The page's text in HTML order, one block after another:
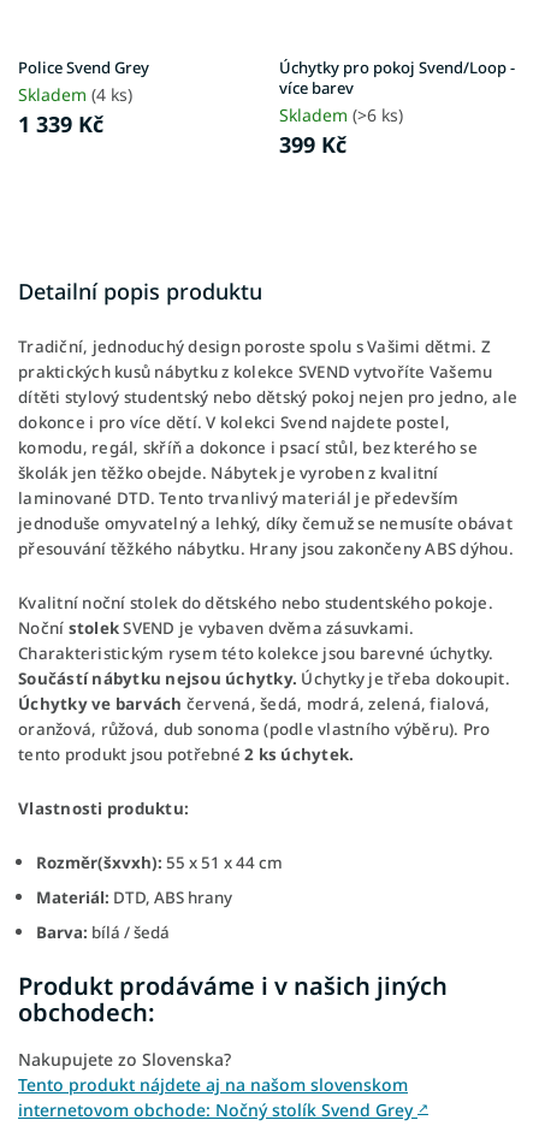
Police Svend Grey
Skladem (4 ks)
1 339 Kč
Úchytky pro pokoj Svend/Loop -
více barev
Skladem (>6 ks)
399 Kč
Detailní popis produktu
Tradiční, jednoduchý design poroste spolu s Vašimi dětmi. Z
praktických kusů nábytku z kolekce SVEND vytvoříte Vašemu
dítěti stylový studentský nebo dětský pokoj nejen pro jedno, ale
dokonce i pro více dětí. V kolekci Svend najdete postel,
komodu, regál, skříň a dokonce i psací stůl, bez kterého se
školák jen těžko obejde. Nábytek je vyroben z kvalitní
laminované DTD. Tento trvanlivý materiál je především
jednoduše omyvatelný a lehký, díky čemuž se nemusíte obávat
přesouvání těžkého nábytku. Hrany jsou zakončeny ABS dýhou.
Kvalitní noční stolek do dětského nebo studentského pokoje.
Noční stolekSVEND je vybaven dvěma zásuvkami.
Charakteristickým rysem této kolekce jsou barevné úchytky.
Součástí nábytku nejsou úchytky. Úchytky je třeba dokoupit.
Úchytky ve barvách červená, šedá, modrá, zelená, fialová,
oranžová, růžová, dub sonoma (podle vlastního výběru). Pro
tento produkt jsou potřebné 2 ks úchytek.
Vlastnosti produktu:
Rozměr(šxvxh): 55 x 51 x 44 cm
Materiál: DTD, ABS hrany
Barva: bílá / šedá
Produkt prodáváme i v našich jiných
obchodech:
Nakupujete zo Slovenska?
Tento produkt nájdete aj na našom slovenskom
internetovom obchode: Nočný stolík Svend Grey ↗